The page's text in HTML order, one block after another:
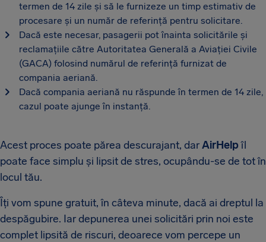
termen de 14 zile și să le furnizeze un timp estimativ de
procesare și un număr de referință pentru solicitare.
Dacă este necesar, pasagerii pot înainta solicitările și
reclamațiile către Autoritatea Generală a Aviației Civile
(GACA) folosind numărul de referință furnizat de
compania aeriană.
Dacă compania aeriană nu răspunde în termen de 14 zile,
cazul poate ajunge în instanță.
Acest proces poate părea descurajant, darAirHelpîl
poate face simplu și lipsit de stres, ocupându-se de tot în
locul tău.
Îți vom spune gratuit, în câteva minute, dacă ai dreptul la
despăgubire. Iar depunerea unei solicitări prin noi este
complet lipsită de riscuri, deoarece vom percepe un